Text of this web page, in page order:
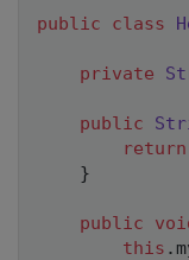
public class
private
public
return
}
public
this .